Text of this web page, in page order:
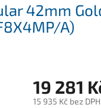
42mm
A)
19 281
15 935 Kč bez DPH